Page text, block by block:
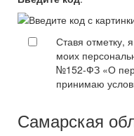
Ставя отметку,
моих
№152-ФЗ «О
принимаю
Самарская